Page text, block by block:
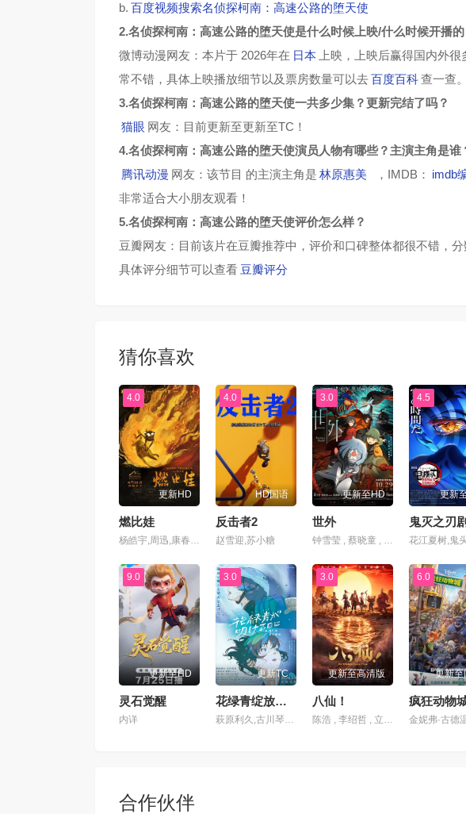
b. 百度视频搜索名侦探柯南：高速公路的堕天使
2.名侦探柯南：高速公路的堕天使是什么时候上映/什么时候开播的
微博动漫网友：本片于 2026年在 日本
上映，上映后赢得国内外
常不错，具体上映播放细节以及票房数量可以去百度百科查一查。
3.名侦探柯南：高速公路的堕天使一共多少集？更新完结了吗？
猫眼 网友：目前更新至更新至TC！
4.名侦探柯南：高速公路的堕天使演员人物有哪些？主演主角是谁
腾讯动漫 网友：该节目 的主演主角是 林原惠美 ，IMDB： imdb
非常适合大小朋友观看！
5.名侦探柯南：高速公路的堕天使评价怎么样？
豆瓣网友：目前该片在豆瓣推荐中，评价和口碑整体都很不错，
具体评分细节可以查看 豆瓣评分
猜你喜欢
4.0
更新HD
燃比娃
杨皓宇,周迅,康春雷,贝伊勒
4.0
HD国语
反击者2
赵雪迎,苏小糖
3.0
更新至HD
世外
钟雪莹 , 蔡晓童 , 张继聪 , 谢安琪 , 柯炜林 , 杨雅文
4.5
更新
9.0
更新至HD
灵石觉醒
内详
3.0
更新TC
花绿青绽放之日
萩原利久,古川琴音,入野自由,冈部敬史
3.0
更新至高清版
八仙！
陈浩 , 李绍哲 , 立冬 , 果子哥哥 , 董天弋 , 喻鹏力 , 黄豫硕 , 张运气 , 邓先森 , 曹知善 , 囧森瑟夫 , 零柒 , 韩雨泽 , 张天宇 , 张稷 , 良生
6.0
更新至
合作伙伴